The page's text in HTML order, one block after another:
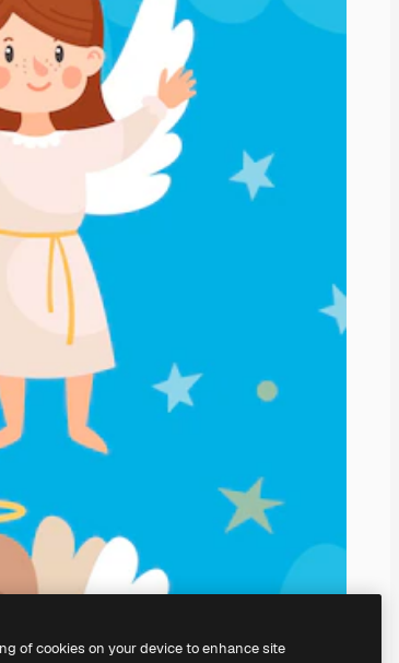
of cookies on your device to enhance site